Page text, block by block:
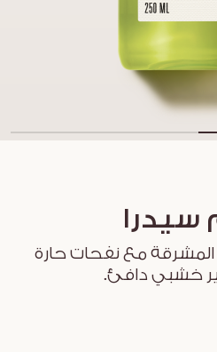
المشرقة مع نفحات حارة
خشبي دافئ.